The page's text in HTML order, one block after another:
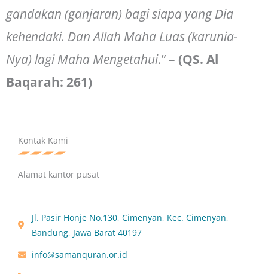
gandakan (ganjaran) bagi siapa yang Dia
kehendaki. Dan Allah Maha Luas (karunia-
Nya) lagi Maha Mengetahui.” – (QS. Al
Baqarah: 261)
Kontak Kami
Alamat kantor pusat
Jl. Pasir Honje No.130, Cimenyan, Kec. Cimenyan,
Bandung, Jawa Barat 40197
info@samanquran.or.id